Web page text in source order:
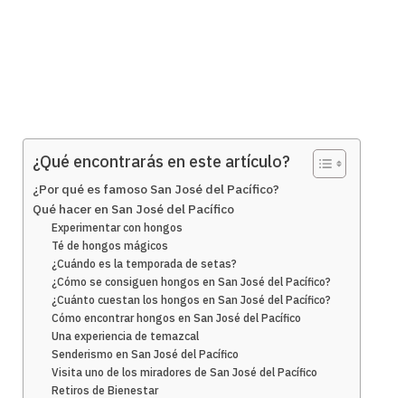
¿Qué encontrarás en este artículo?
¿Por qué es famoso San José del Pacífico?
Qué hacer en San José del Pacífico
Experimentar con hongos
Té de hongos mágicos
¿Cuándo es la temporada de setas?
¿Cómo se consiguen hongos en San José del Pacífico?
¿Cuánto cuestan los hongos en San José del Pacífico?
Cómo encontrar hongos en San José del Pacífico
Una experiencia de temazcal
Senderismo en San José del Pacífico
Visita uno de los miradores de San José del Pacífico
Retiros de Bienestar